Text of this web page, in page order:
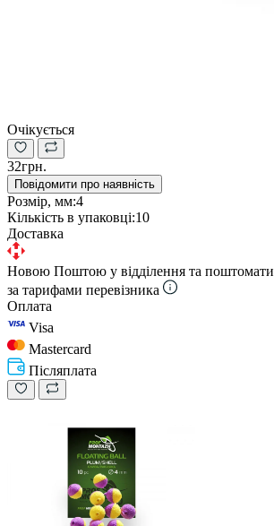
Очікується
32грн.
Повідомити про наявність
Розмір, мм:4
Кількість в упаковці:10
Доставка
Новою Поштою у відділення та поштомати
за тарифами перевізника
Оплата
Visa
Mastercard
Післяплата